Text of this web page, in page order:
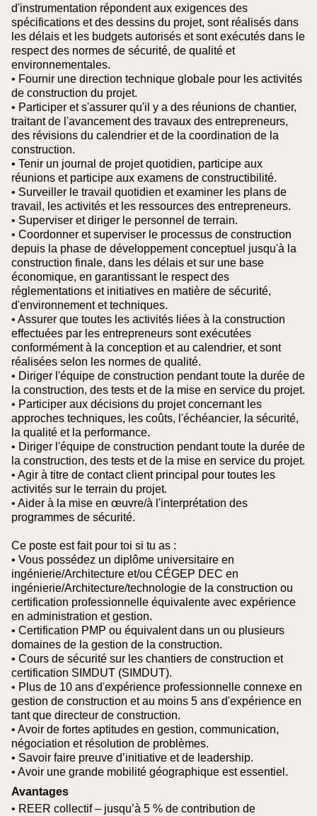
d'instrumentation répondent aux exigences des
spécifications et des dessins du projet, sont réalisés dans
les délais et les budgets autorisés et sont exécutés dans le
respect des normes de sécurité, de qualité et
environnementales.
• Fournir une direction technique globale pour les activités
de construction du projet.
• Participer et s'assurer qu'il y a des réunions de chantier,
traitant de l'avancement des travaux des entrepreneurs,
des révisions du calendrier et de la coordination de la
construction.
• Tenir un journal de projet quotidien, participe aux
réunions et participe aux examens de constructibilité.
• Surveiller le travail quotidien et examiner les plans de
travail, les activités et les ressources des entrepreneurs.
• Superviser et diriger le personnel de terrain.
• Coordonner et superviser le processus de construction
depuis la phase de développement conceptuel jusqu'à la
construction finale, dans les délais et sur une base
économique, en garantissant le respect des
réglementations et initiatives en matière de sécurité,
d'environnement et techniques.
• Assurer que toutes les activités liées à la construction
effectuées par les entrepreneurs sont exécutées
conformément à la conception et au calendrier, et sont
réalisées selon les normes de qualité.
• Diriger l'équipe de construction pendant toute la durée de
la construction, des tests et de la mise en service du projet.
• Participer aux décisions du projet concernant les
approches techniques, les coûts, l'échéancier, la sécurité,
la qualité et la performance.
• Diriger l'équipe de construction pendant toute la durée de
la construction, des tests et de la mise en service du projet.
• Agir à titre de contact client principal pour toutes les
activités sur le terrain du projet.
• Aider à la mise en œuvre/à l'interprétation des
programmes de sécurité.
Ce poste est fait pour toi si tu as :
• Vous possédez un diplôme universitaire en
ingénierie/Architecture et/ou CÉGEP DEC en
ingénierie/Architecture/technologie de la construction ou
certification professionnelle équivalente avec expérience
en administration et gestion.
• Certification PMP ou équivalent dans un ou plusieurs
domaines de la gestion de la construction.
• Cours de sécurité sur les chantiers de construction et
certification SIMDUT (SIMDUT).
• Plus de 10 ans d'expérience professionnelle connexe en
gestion de construction et au moins 5 ans d'expérience en
tant que directeur de construction.
• Avoir de fortes aptitudes en gestion, communication,
négociation et résolution de problèmes.
• Savoir faire preuve d’initiative et de leadership.
• Avoir une grande mobilité géographique est essentiel.
Avantages
• REER collectif – jusqu’à 5 % de contribution de